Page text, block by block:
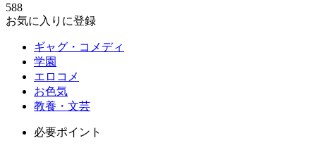
588
お気に入りに登録
ギャグ・コメディ
学園
エロコメ
お色気
教養・文芸
必要ポイント